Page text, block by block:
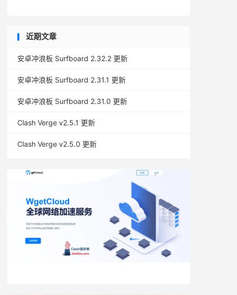
近期文章
安卓冲浪板 Surfboard 2.32.2 更新
安卓冲浪板 Surfboard 2.31.1 更新
安卓冲浪板 Surfboard 2.31.0 更新
Clash Verge v2.5.1 更新
Clash Verge v2.5.0 更新